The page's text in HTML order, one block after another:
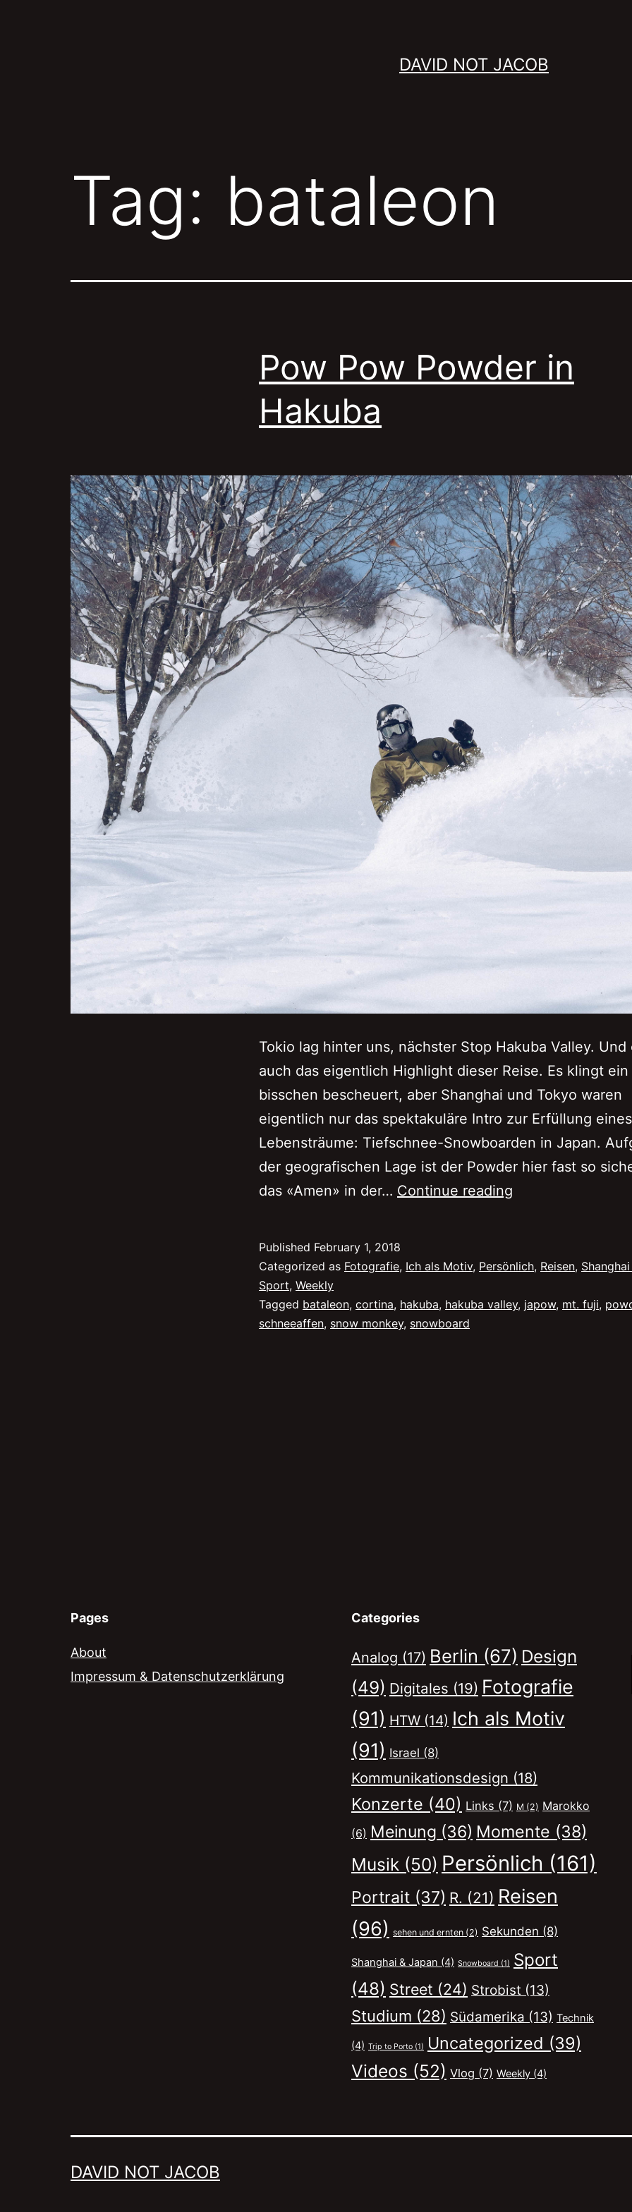
DAVID NOT JACOB
Tag: bataleon
Pow Pow Powder in
Hakuba
Tokio lag hinter uns, nächster Stop Hakuba Valley. Und
auch das eigentlich Highlight dieser Reise. Es klingt ein
bisschen bescheuert, aber Shanghai und Tokyo waren
eigentlich nur das spektakuläre Intro zur Erfüllung
Lebensträume: Tiefschnee-Snowboarden in Japan.
der geografischen Lage ist der Powder hier fast so
das «Amen» in der… Continue reading
in
Published February 1, 2018
Categorized as Fotografie, Ich als Motiv, Persönlich, Reisen,
Sport, Weekly
Tagged bataleon, cortina, hakuba, hakuba valley, japow, mt. fuji,
schneeaffen, snow monkey, snowboard
Pages
About
Impressum & Datenschutzerklärung
Categories
Analog (17) Berlin (67) Design
(49) Digitales (19) Fotografie
(91) HTW (14) Ich als Motiv
(91) Israel (8)
Kommunikationsdesign (18)
Konzerte (40) Links (7) M (2) Marokko
(6) Meinung (36) Momente (38)
Musik (50) Persönlich (161)
Portrait (37) R. (21) Reisen
(96) sehen und ernten (2) Sekunden (8)
Shanghai & Japan (4) Snowboard (1) Sport
(48) Street (24) Strobist (13)
Studium (28) Südamerika (13) Technik
(4) Trip to Porto (1) Uncategorized (39)
Videos (52) Vlog (7) Weekly (4)
DAVID NOT JACOB